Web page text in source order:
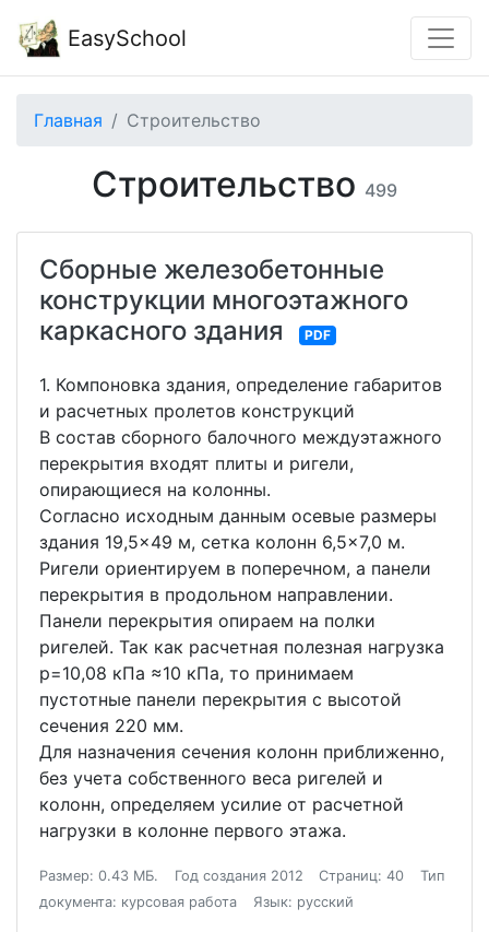
EasySchool
Главная Строительство
Строительство 499
Сборные железобетонные
конструкции многоэтажного
каркасного здания
PDF
1. Компоновка здания, определение габаритов
и расчетных пролетов конструкций
В состав сборного балочного междуэтажного
перекрытия входят плиты и ригели,
опирающиеся на колонны.
Согласно исходным данным осевые размеры
здания 19,5×49 м, сетка колонн 6,5×7,0 м.
Ригели ориентируем в поперечном, а панели
перекрытия в продольном направлении.
Панели перекрытия опираем на полки
ригелей. Так как расчетная полезная нагрузка
p=10,08 кПа ≈10 кПа, то принимаем
пустотные панели перекрытия с высотой
сечения 220 мм.
Для назначения сечения колонн приближенно,
без учета собственного веса ригелей и
колонн, определяем усилие от расчетной
нагрузки в колонне первого этажа.
Размер: 0.43 МБ. Год создания 2012 Страниц: 40
Тип
документа: курсовая работа
Язык: русский